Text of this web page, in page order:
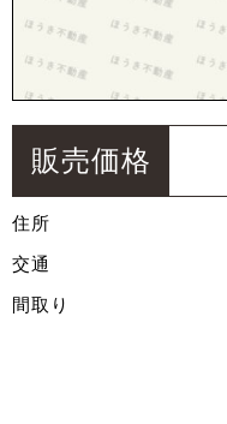
販売価格
住所
交通
間取り